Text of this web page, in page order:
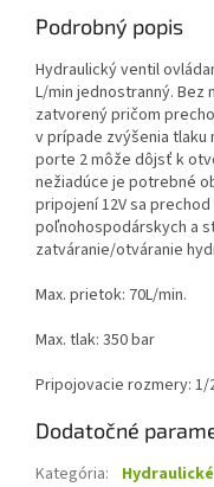
Podrobný popis
Hydraulický ventil
L/min jednostranný. Bez
zatvorený pričom
v prípade zvýšenia tlaku
porte 2 môže dôjsť k
nežiadúce je potrebné
pripojení 12V sa
poľnohospodárskych a
zatváranie/otváranie
Max. prietok: 70L/min.
Max. tlak: 350 bar
Pripojovacie rozmery: 1/
Dodatočné
Kategória: